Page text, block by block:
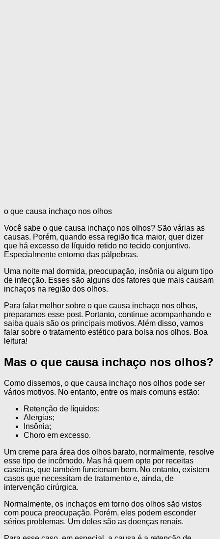
o que causa inchaço nos olhos
Você sabe o que causa inchaço nos olhos? São várias as
causas. Porém, quando essa região fica maior, quer dizer
que há excesso de líquido retido no tecido conjuntivo.
Especialmente entorno das pálpebras.
Uma noite mal dormida, preocupação, insônia ou algum tipo
de infecção. Esses são alguns dos fatores que mais causam
inchaços na região dos olhos.
Para falar melhor sobre o que causa inchaço nos olhos,
preparamos esse post. Portanto, continue acompanhando e
saiba quais são os principais motivos. Além disso, vamos
falar sobre o tratamento estético para bolsa nos olhos. Boa
leitura!
Mas o que causa inchaço nos olhos?
Como dissemos, o que causa inchaço nos olhos pode ser
vários motivos. No entanto, entre os mais comuns estão:
Retenção de líquidos;
Alergias;
Insônia;
Choro em excesso.
Um creme para área dos olhos barato, normalmente, resolve
esse tipo de incômodo. Mas há quem opte por receitas
caseiras, que também funcionam bem. No entanto, existem
casos que necessitam de tratamento e, ainda, de
intervenção cirúrgica.
Normalmente, os inchaços em torno dos olhos são vistos
com pouca preocupação. Porém, eles podem esconder
sérios problemas. Um deles são as doenças renais.